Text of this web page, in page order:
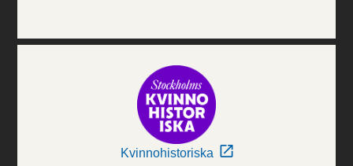
Kvinnohistoriska